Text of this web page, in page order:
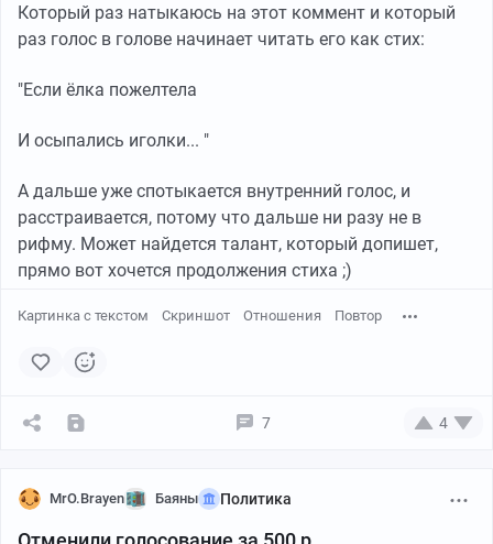
Который раз натыкаюсь на этот коммент и который
раз голос в голове начинает читать его как стих:
"Если ёлка пожелтела
И осыпались иголки... "
А дальше уже спотыкается внутренний голос, и
расстраивается, потому что дальше ни разу не в
рифму. Может найдется талант, который допишет,
прямо вот хочется продолжения стиха ;)
Картинка с текстом Скриншот Отношения Повтор
7 4
MrO.Brayen Баяны Политика